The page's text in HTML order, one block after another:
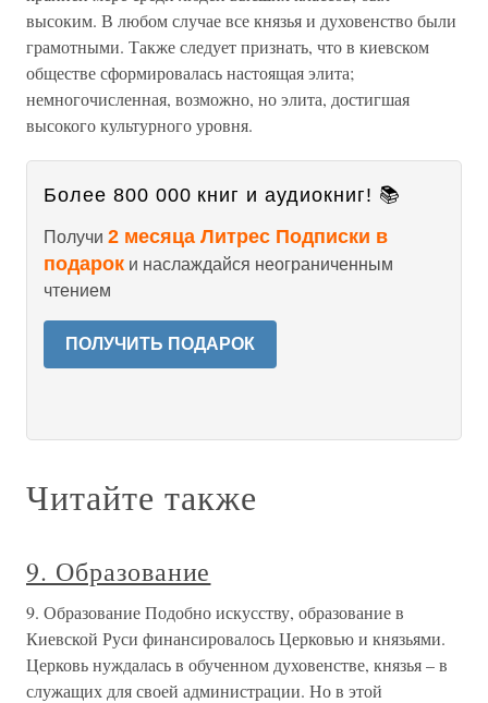
высоким. В любом случае все князья и духовенство были
грамотными. Также следует признать, что в киевском
обществе сформировалась настоящая элита;
немногочисленная, возможно, но элита, достигшая
высокого культурного уровня.
Более 800 000 книг и аудиокниг! 📚
Получи 2 месяца Литрес Подписки в
подарок и наслаждайся неограниченным
чтением
ПОЛУЧИТЬ ПОДАРОК
Читайте также
9. Образование
9. Образование Подобно искусству, образование в
Киевской Руси финансировалось Церковью и князьями.
Церковь нуждалась в обученном духовенстве, князья – в
служащих для своей администрации. Но в этой